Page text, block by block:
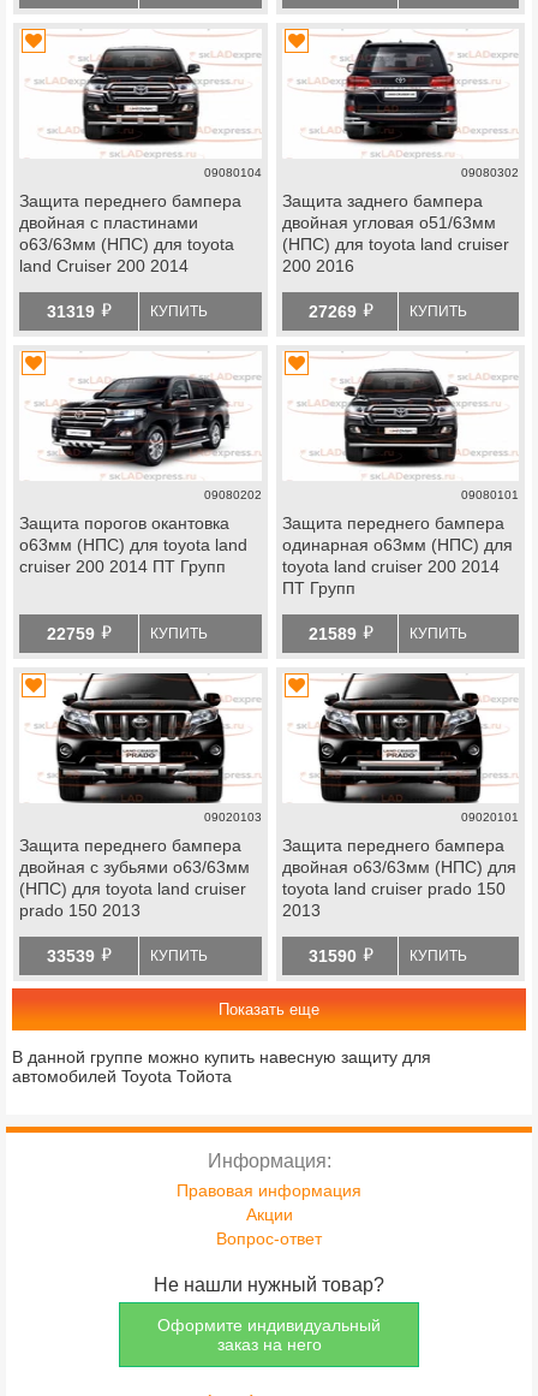
09080104
Защита переднего бампера
двойная с пластинами
o63/63мм (НПС) для toyota
land Сruiser 200 2014
31319 й КУПИТЬ
09080302
Защита заднего бампера
двойная угловая o51/63мм
(НПС) для toyota land cruiser
200 2016
27269 й КУПИТЬ
09080202
Защита порогов окантовка
o63мм (НПС) для toyota land
cruiser 200 2014 ПТ Групп
22759 й КУПИТЬ
09080101
Защита переднего бампера
одинарная o63мм (НПС) для
toyota land cruiser 200 2014
ПТ Групп
21589 й КУПИТЬ
09020103
Защита переднего бампера
двойная с зубьями o63/63мм
(НПС) для toyota land cruiser
prado 150 2013
33539 й КУПИТЬ
09020101
Защита переднего бампера
двойная o63/63мм (НПС) для
toyota land cruiser prado 150
2013
31590 й КУПИТЬ
Показать еще
В данной группе можно купить навесную защиту для
автомобилей Toyota Тойота
Информация:
Правовая информация
Акции
Вопрос-ответ
Не нашли нужный товар?
Оформите индивидуальный
заказ на него